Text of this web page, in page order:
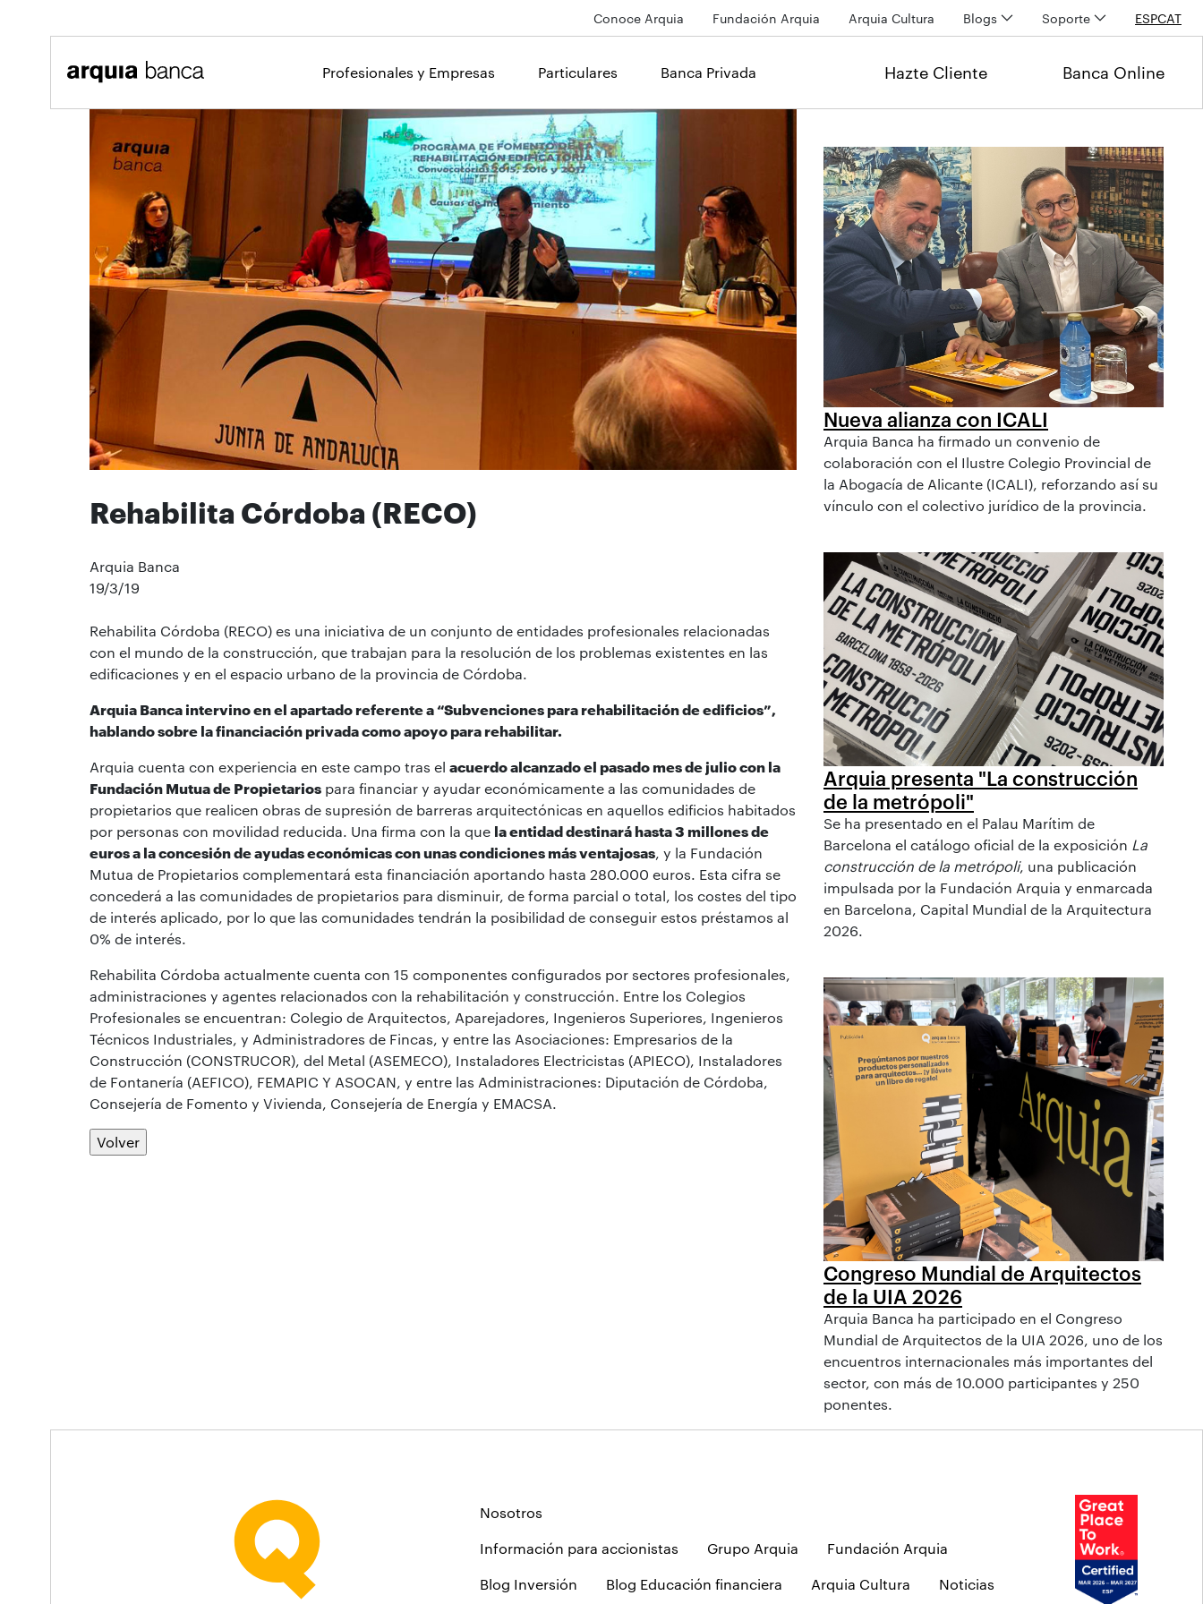
Conoce Arquia Fundación Arquia Arquia Cultura Blogs Soporte ESPCAT
Profesionales y Empresas Particulares Banca Privada Hazte Cliente Banca Online
Rehabilita Córdoba (RECO)
Arquia Banca
19/3/19
Rehabilita Córdoba (RECO) es una iniciativa de un conjunto de entidades profesionales relacionadas
con el mundo de la construcción, que trabajan para la resolución de los problemas existentes en las
edificaciones y en el espacio urbano de la provincia de Córdoba.
Arquia Banca intervino en el apartado referente a “Subvenciones para rehabilitación de edificios”,
hablando sobre la financiación privada como apoyo para rehabilitar.
Arquia cuenta con experiencia en este campo tras el acuerdo alcanzado el pasado mes de julio con la
Fundación Mutua de Propietarios para financiar y ayudar económicamente a las comunidades de
propietarios que realicen obras de supresión de barreras arquitectónicas en aquellos edificios habitados
por personas con movilidad reducida. Una firma con la que la entidad destinará hasta 3 millones de
euros a la concesión de ayudas económicas con unas condiciones más ventajosas, y la Fundación
Mutua de Propietarios complementará esta financiación aportando hasta 280.000 euros. Esta cifra se
concederá a las comunidades de propietarios para disminuir, de forma parcial o total, los costes del tipo
de interés aplicado, por lo que las comunidades tendrán la posibilidad de conseguir estos préstamos al
0% de interés.
Rehabilita Córdoba actualmente cuenta con 15 componentes configurados por sectores profesionales,
administraciones y agentes relacionados con la rehabilitación y construcción. Entre los Colegios
Profesionales se encuentran: Colegio de Arquitectos, Aparejadores, Ingenieros Superiores, Ingenieros
Técnicos Industriales, y Administradores de Fincas, y entre las Asociaciones: Empresarios de la
Construcción (CONSTRUCOR), del Metal (ASEMECO), Instaladores Electricistas (APIECO), Instaladores
de Fontanería (AEFICO), FEMAPIC Y ASOCAN, y entre las Administraciones: Diputación de Córdoba,
Consejería de Fomento y Vivienda, Consejería de Energía y EMACSA.
Volver
Nueva alianza con ICALI
Arquia Banca ha firmado un convenio de
colaboración con el Ilustre Colegio Provincial de
la Abogacía de Alicante (ICALI), reforzando así su
vínculo con el colectivo jurídico de la provincia.
Arquia presenta "La construcción
de la metrópoli"
Se ha presentado en el Palau Marítim de
Barcelona el catálogo oficial de la exposición La
construcción de la metrópoli, una publicación
impulsada por la Fundación Arquia y enmarcada
en Barcelona, Capital Mundial de la Arquitectura
2026.
Congreso Mundial de Arquitectos
de la UIA 2026
Arquia Banca ha participado en el Congreso
Mundial de Arquitectos de la UIA 2026, uno de los
encuentros internacionales más importantes del
sector, con más de 10.000 participantes y 250
ponentes.
Nosotros
Información para accionistas Grupo Arquia Fundación Arquia
Blog Inversión Blog Educación financiera Arquia Cultura Noticias